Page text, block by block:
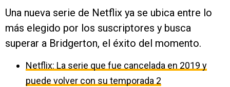
Una nueva serie de Netflix ya se ubica entre lo
más elegido por los suscriptores y busca
superar a Bridgerton, el éxito del momento.
Netflix: La serie que fue cancelada en 2019 y
puede volver con su temporada 2